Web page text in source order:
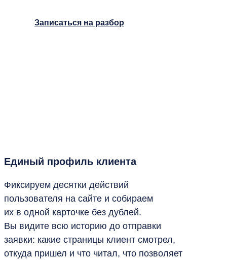
Записаться на разбор
Единый профиль клиента
Фиксируем десятки действий
пользователя на сайте и собираем
их в одной карточке без дублей.
Вы видите всю историю до отправки
заявки: какие страницы клиент смотрел,
откуда пришел и что читал, что позволяет